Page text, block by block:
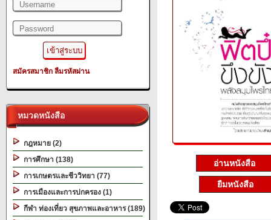
สมัครสมาชิก ลืมรหัสผ่าน
หมวดหนังสือ
กฎหมาย (2)
การศึกษา (138)
การเกษตรและชีววิทยา (77)
การเมืองและการปกครอง (1)
กีฬา ท่องเที่ยว สุขภาพและอาหาร (189)
อ่านหนังสือ
ยืมหนังสือ